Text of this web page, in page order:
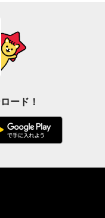
ード！